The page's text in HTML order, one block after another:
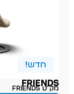
חדש!
FRIENDS
מק״ט friends